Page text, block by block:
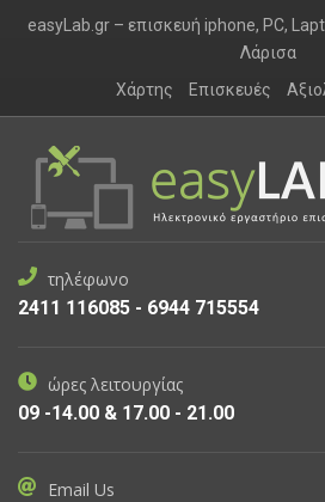
easyLab.gr – επισκευή iphone, PC,
Λάρισα
Χάρτης
Επισκευές
τηλέφωνο
2411 116085 - 6944 715554
ώρες λειτουργίας
09 -14.00 & 17.00 - 21.00
Email Us